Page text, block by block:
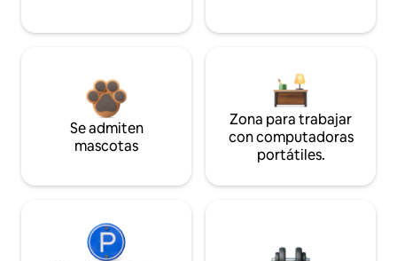
Se admiten
mascotas
Zona para trabajar
con computadoras
portátiles.